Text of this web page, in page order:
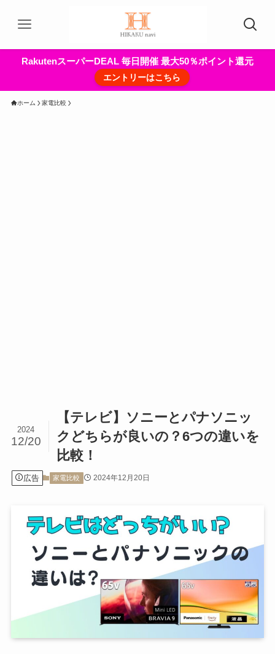
RakutenスーパーDEAL 毎日開催 最大50％ポイント還元
エントリーはこちら
ホーム 家電比較
【テレビ】ソニーとパナソニッ
クどちらが良いの？6つの違いを
比較！
2024
12/20
広告 家電比較 2024年12月20日